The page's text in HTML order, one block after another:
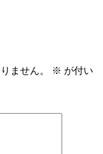
ません。 ※ が付い